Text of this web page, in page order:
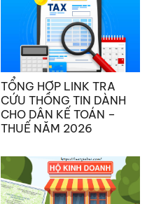
TỔNG HỢP LINK TRA
CỨU THÔNG TIN DÀNH
CHO DÂN KẾ TOÁN –
THUẾ NĂM 2026